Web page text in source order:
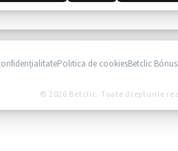
Politica de cookiesBetclic Bónus
© 2026 Betclic. Toate drepturile